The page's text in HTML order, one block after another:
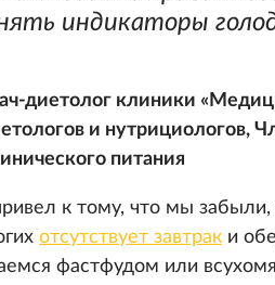
индикаторы
диетолог клиники
и нутрициологов,
питания
к тому, что мы забыли,
отсутствует завтрак и
фастфудом или